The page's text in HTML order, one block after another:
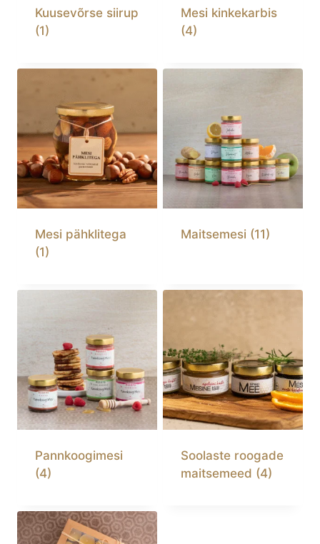
Kuusevõrse siirup
(1)
Mesi kinkekarbis
(4)
Mesi pähklitega
(1)
Maitsemesi (11)
Pannkoogimesi
(4)
Soolaste roogade
maitsemeed (4)